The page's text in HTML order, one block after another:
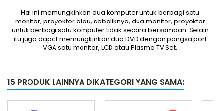
Hal ini memungkinkan dua komputer untuk berbagi satu
monitor, proyektor atau, sebaliknya, dua monitor, proyektor
untuk berbagi satu komputer tidak secara bersamaan. Selain
itu juga dapat memungkinkan dua DVD dengan pangsa port
VGA satu monitor, LCD atau Plasma TV Set.
15 PRODUK LAINNYA DIKATEGORI YANG SAMA: